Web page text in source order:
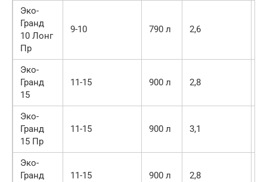
Эко-
Гранд
10 Лонг
Пр
9-10 790 л 2,6
Эко-
Гранд
15
11-15 900 л 2,8
Эко-
Гранд
15 Пр
11-15 900 л 3,1
Эко-
Гранд
11-15 900 л 2,8